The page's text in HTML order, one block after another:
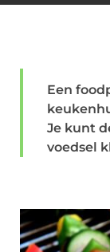
Een
Je kunt
voedsel